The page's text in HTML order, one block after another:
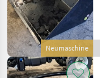
Neumaschine